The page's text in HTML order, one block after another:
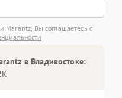
Marantz, Вы соглашаетесь с
в Владивостоке: